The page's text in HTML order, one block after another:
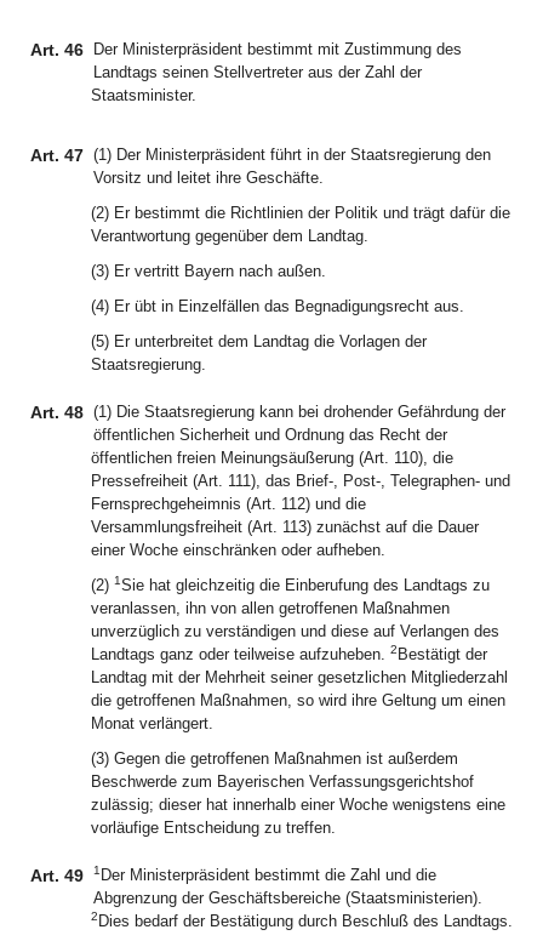
Art. 46
Der Ministerpräsident bestimmt mit Zustimmung des
Landtags seinen Stellvertreter aus der Zahl der
Staatsminister.
Art. 47 (1) Der Ministerpräsident führt in der Staatsregierung den
Vorsitz und leitet ihre Geschäfte.
(2) Er bestimmt die Richtlinien der Politik und trägt dafür die
Verantwortung gegenüber dem Landtag.
(3) Er vertritt Bayern nach außen.
(4) Er übt in Einzelfällen das Begnadigungsrecht aus.
(5) Er unterbreitet dem Landtag die Vorlagen der
Staatsregierung.
Art. 48 (1) Die Staatsregierung kann bei drohender Gefährdung der
öffentlichen Sicherheit und Ordnung das Recht der
öffentlichen freien Meinungsäußerung (Art. 110), die
Pressefreiheit (Art. 111), das Brief-, Post-, Telegraphen- und
Fernsprechgeheimnis (Art. 112) und die
Versammlungsfreiheit (Art. 113) zunächst auf die Dauer
einer Woche einschränken oder aufheben.
(2) 1Sie hat gleichzeitig die Einberufung des Landtags zu
veranlassen, ihn von allen getroffenen Maßnahmen
unverzüglich zu verständigen und diese auf Verlangen des
Landtags ganz oder teilweise aufzuheben. 2 Bestätigt der
Landtag mit der Mehrheit seiner gesetzlichen Mitgliederzahl
die getroffenen Maßnahmen, so wird ihre Geltung um einen
Monat verlängert.
(3) Gegen die getroffenen Maßnahmen ist außerdem
Beschwerde zum Bayerischen Verfassungsgerichtshof
zulässig; dieser hat innerhalb einer Woche wenigstens eine
vorläufige Entscheidung zu treffen.
Art. 49 1 Der Ministerpräsident bestimmt die Zahl und die
Abgrenzung der Geschäftsbereiche (Staatsministerien).
2 Dies bedarf der Bestätigung durch Beschluß des Landtags.